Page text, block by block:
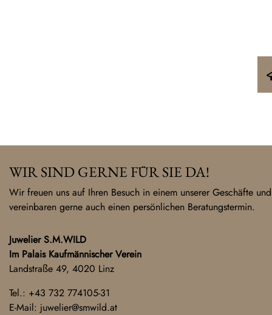
WIR SIND GERNE FÜR SIE DA!
Wir freuen uns auf Ihren Besuch in einem unserer Geschäfte und
vereinbaren gerne auch einen persönlichen Beratungstermin.
Juwelier S.M.WILD
Im Palais Kaufmännischer Verein
Landstraße 49, 4020 Linz
Tel.: +43 732 774105-31
E-Mail: juwelier@smwild.at